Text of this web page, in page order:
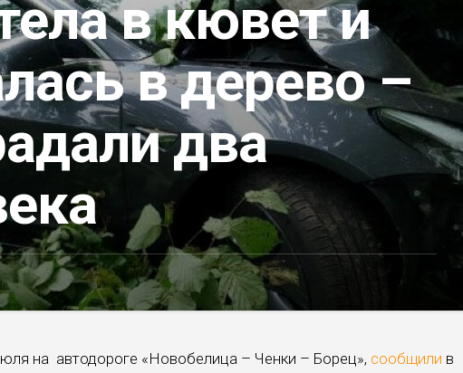
в кювет и
в дерево –
два
на автодороге «Новобелица – Ченки – Борец», сообщили в